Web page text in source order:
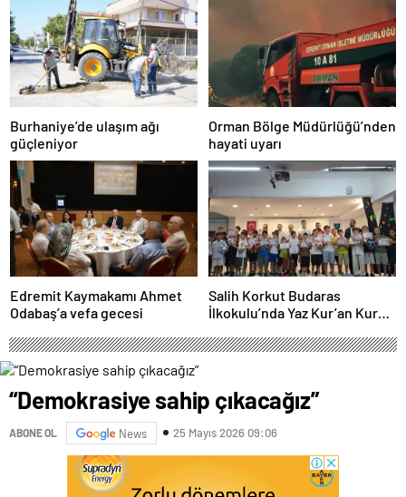
Burhaniye’de ulaşım ağı
güçleniyor
Orman Bölge Müdürlüğü’nden
hayati uyarı
Edremit Kaymakamı Ahmet
Odabaş’a vefa gecesi
Salih Korkut Budaras
İlkokulu’nda Yaz Kur’an Kursu
“Demokrasiye sahip çıkacağız”
ABONE OL News 25 Mayıs 2026 09:06